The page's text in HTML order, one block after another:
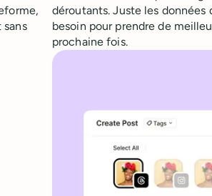
sans
déroutants. Juste les données
besoin pour prendre de
prochaine fois.